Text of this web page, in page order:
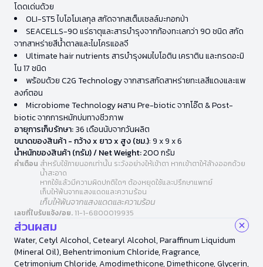
โดดเด่นด้วย
OLI-ST5 ไบโอโมเลกุล สกัดจากสเต็มเซลล์มะกอกป่า
SEACELLS-90 แร่ธาตุและสารบำรุงจากท้องทะเลกว่า 90 ชนิด สกัด
จากสาหร่ายสีน้ำตาลและไมโครแอลจี
Ultimate hair nutrients สารบำรุงผมไบโอติน เคราติน และกรดอะมิ
โน 17 ชนิด
พร้อมด้วย C2G Technology จากสารสกัดสาหร่ายทะเลสีแดงและแพ
ลงก์ตอน
Microbiome Technology ผสาน Pre-biotic จากโอ๊ต & Post-
biotic จากการหมักบ่มทางชีวภาพ
อายุการเก็บรักษา:36 เดือนนับจากวันผลิต
ขนาดของสินค้า - กว้าง x ยาว x สูง (ซม.): 9 x 9 x 6
น้ำหนักของสินค้า (กรัม) / Net Weight:200 กรัม
คำเตือน สำหรับใช้ภายนอกเท่านั้น ระวังอย่างให้เข้าตา หากเข้าตาให้ล้างออกด้วย
น้ำสะอาด
หากใช้แล้วมีความผิดปกติใดๆ ต้องหยุดใช้และปรึกษาแพทย์
เก็บให้พ้นจากแสงแดดและความร้อน
เก็บให้พ้นจากแสงแดดและความร้อน
เลขที่ใบรับแจ้ง/อย. 11-1-6800019935
ส่วนผสม
Water, Cetyl Alcohol, Cetearyl Alcohol, Paraffinum Liquidum
(Mineral Oil), Behentrimonium Chloride, Fragrance,
Cetrimonium Chloride, Amodimethicone, Dimethicone, Glycerin,